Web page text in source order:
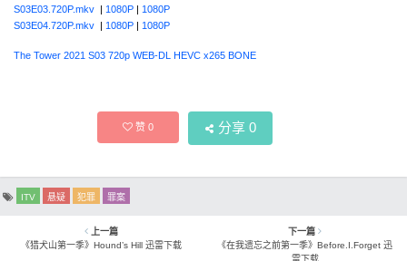
S03E03.720P.mkv | 1080P | 1080P
S03E04.720P.mkv | 1080P | 1080P
The Tower 2021 S03 720p WEB-DL HEVC x265 BONE
赞0 分享 0
ITV 悬疑 犯罪 罪案
上一篇
《猎犬山第一季》Hound’s Hill 迅雷下载
下一篇
《在我遗忘之前第一季》Before.I.Forget 迅
雷下载